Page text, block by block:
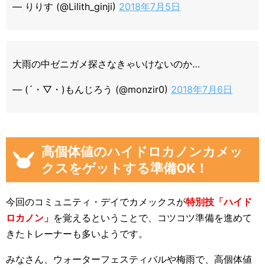
— りりす (@Lilith_ginji) 2018年7月5日
大雨の中ゼニガメ探さなきゃいけないのか…
— (´・▽・)もんじろう (@monzir0) 2018年7月6日
高個体値のハイドロカノンカメッ
クスをゲットする準備OK！
今回のコミュニティ・デイでカメックスが特別技「ハイド
ロカノン」 を覚えるということで、コツコツ準備を進めて
きたトレーナーも多いようです。
みなさん、ウォーターフェスティバルや梅雨で、高個体値